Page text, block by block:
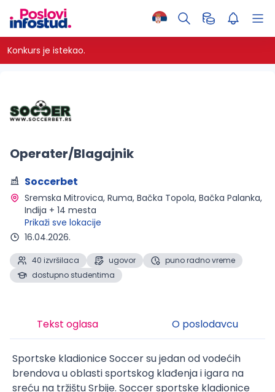
Konkurs je istekao.
Operater/Blagajnik
Soccerbet
Sremska Mitrovica, Ruma, Bačka Topola, Bačka Palanka,
Inđija + 14 mesta
Prikaži sve lokacije
16.04.2026.
40 izvršilaca ugovor
puno radno vreme
dostupno studentima
Tekst oglasa O poslodavcu
Sportske kladionice Soccer su jedan od vodećih
brendova u oblasti sportskog klađenja i igara na
sreću na tržištu Srbije. Soccer sportske kladionice